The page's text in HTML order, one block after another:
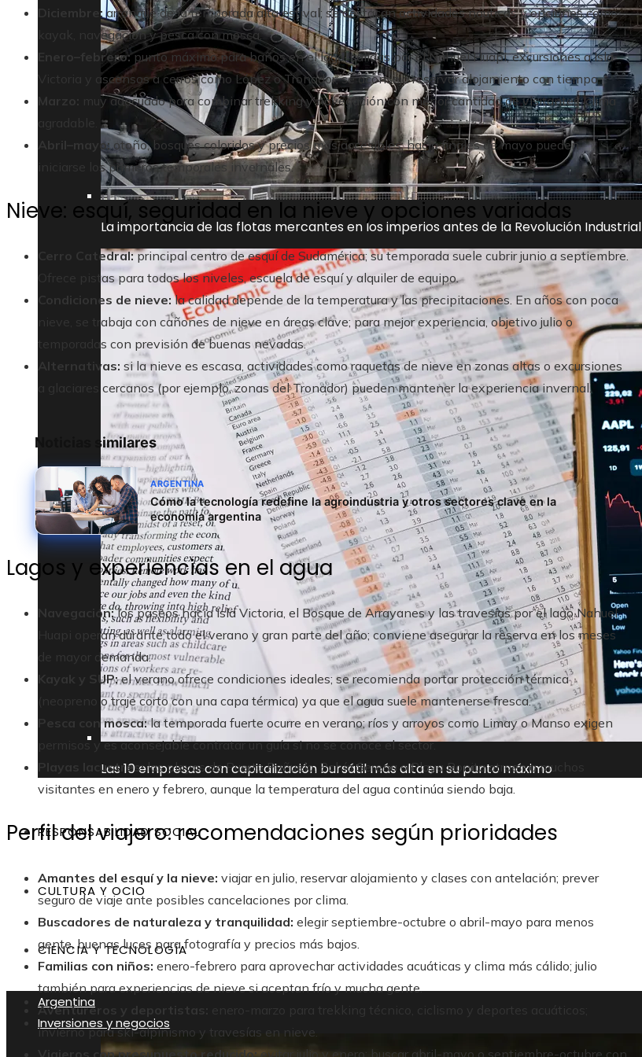
La importancia de las flotas mercantes en los imperios antes de la Revolución Industrial
Las 10 empresas con capitalización bursátil más alta en su punto máximo
RESPONSABILIDAD SOCIAL
CULTURA Y OCIO
CIENCIA Y TECNOLOGÍA
Argentina
Inversiones y negocios
Diciembre:arranque de la temporada alta estival; se destacan actividades náuticas y opciones como
kayak, navegación y pesca con mosca.
Enero–febrero:punto máximo para baños en el lago, salidas por el Nahuel Huapi, excursiones a Isla
Victoria y ascensos a cerros como López o Tronador; se aconseja reservar alojamiento con tiempo.
Marzo:
muy adecuado para combinar trekking y navegación con menor cantidad de visitantes; clima
agradable.
Abril–mayo:otoño, bosques coloridos y precios más accesibles; hacia finales de mayo pueden
iniciarse los primeros temporales invernales.
Nieve: esquí, seguridad en la nieve y opciones variadas
Cerro Catedral:principal centro de esquí de Sudamérica; su temporada suele cubrir junio a septiembre.
Ofrece pistas para todos los niveles, escuela de esquí y alquiler de equipo.
Condiciones de nieve: la calidad depende de la temperatura y las precipitaciones. En años con poca
nieve, se trabaja con cañones de nieve en áreas clave; para mejor experiencia, objetivo julio o
temporadas con previsión de buenas nevadas.
Alternativas: si la nieve es escasa, actividades como raquetas de nieve en zonas altas o excursiones
a glaciares cercanos (por ejemplo, zonas del Tronador) pueden mantener la experiencia invernal.
Noticias similares
ARGENTINA
Cómo la tecnología redefine la agroindustria y otros sectores clave en la
economía argentina
Lagos y experiencias en el agua
Navegación:los paseos hacia Isla Victoria, el Bosque de Arrayanes y las travesías por el lago Nahuel
Huapi operan durante todo el verano y gran parte del año; conviene asegurar la reserva en los meses
de mayor demanda.
Kayak y SUP:el verano ofrece condiciones ideales; se recomienda portar protección térmica
(neopreno o traje corto con una capa térmica) ya que el agua suele mantenerse fresca.
Pesca con mosca:la temporada fuerte ocurre en verano; ríos y arroyos como Limay o Manso exigen
permisos y es aconsejable contratar un guía si no se conoce el sector.
Playas lacustres:las playas de Puerto Pañuelo, Bahía Serena o Playa Bonita atraen a muchos
visitantes en enero y febrero, aunque la temperatura del agua continúa siendo baja.
Perfil del viajero: recomendaciones según prioridades
Amantes del esquí y la nieve: viajar en julio, reservar alojamiento y clases con antelación; prever
seguro de viaje ante posibles cancelaciones por clima.
Buscadores de naturaleza y tranquilidad: elegir septiembre-octubre o abril-mayo para menos
gente, buenas luces para fotografía y precios más bajos.
Familias con niños: enero-febrero para aprovechar actividades acuáticas y clima más cálido; julio
también para experiencias de nieve si aceptan frío y mucha gente.
Aventureros y deportistas:
enero-marzo para trekking técnico, ciclismo y deportes acuáticos;
invierno para ski-alpinismo y travesías en nieve.